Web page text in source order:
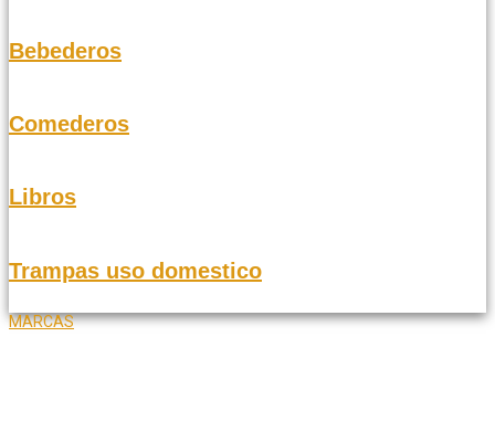
Bebederos
Comederos
Libros
Trampas uso domestico
MARCAS